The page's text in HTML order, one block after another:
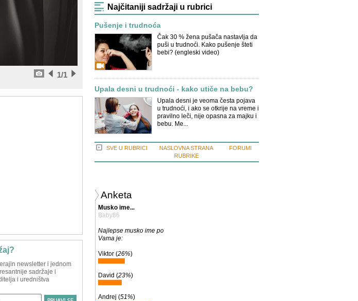
/1
1
Najčitaniji sadržaji u rubrici
Pušenje i trudnoća
Čak 30 % žena pušača nastavlja da
puši u trudnoći. Kako pušenje šteti
bebi? (engleski video)
Upala desni u trudnoći - kako utiče na bebu?
Upala desni je veoma česta pojava
u trudnoći, i ako se otkrije na vreme i
pravilno leči, nije opasna za majku i
bebu. Me...
SVE U RUBRICI
NASLOVNA STRANA
RUBRIKE
FORUMI
Anketa
Musko ime...
Baby86
Najlepse musko ime po
Vama je:
Viktor (26%)
David (23%)
Andrej (51%)